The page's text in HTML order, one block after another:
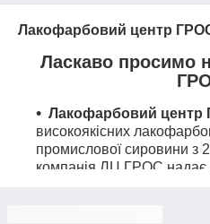
Лакофарбовий центр
Ласкаво просимо
Лакофарбовий центр
високоякісних
промислової сировини з
компанія ЛЦ ГРОС надає